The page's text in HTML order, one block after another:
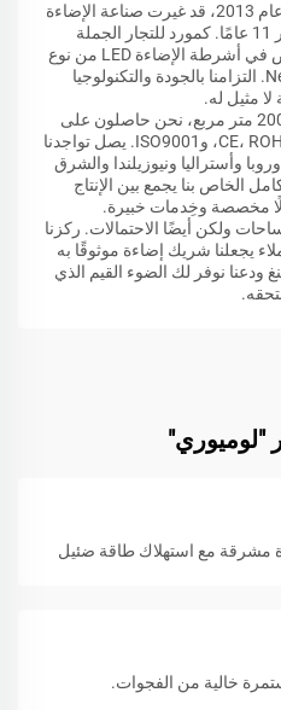
لُميمر لايتنينغ، التي تأسست في عام 2013، قد غيرت صناعة الإضاءة
بمنتجاتها الابتكارية على مدار 11 عامًا. كمورد للتجار الجملة
والمصممين والمقاولين، نتخصص في أشرطة الإضاءة LED من نوع
SMD/COB وحلول Neon Flex. التزامنا بالجودة والتكنولوجيا
لا مثيل له.
مع مصنع يمتد على أكثر من 2000 متر مربع، نحن حاصلون على
شهادات مثل CE، ROHS، CB، UL، UKCA، وISO9001. يصل تواجدنا
وأستراليا ونيوزيلندا والشرق
الخاص بنا يجمع بين الإنتاج
مخصصة وخِدمات خبيرة.
ولكن أيضًا الاحتمالات. ركزنا
يجعلنا شريك إضاءة موثوقًا به
ودعنا نوفر لك الضوء القيم الذي
"لوميوري"
مشرقة مع استهلاك طاقة ضئيل